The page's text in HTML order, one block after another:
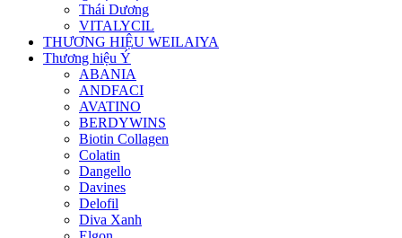
Thái Dương
VITALYCIL
THƯƠNG HIỆU WEILAIYA
Thương hiệu Ý
ABANIA
ANDFACI
AVATINO
BERDYWINS
Biotin Collagen
Colatin
Dangello
Davines
Delofil
Diva Xanh